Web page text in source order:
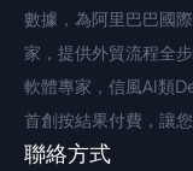
數據，為阿里巴巴國
家，提供外貿流程全
軟體專家，信風AI類
首創按結果付費，讓
聯絡方式